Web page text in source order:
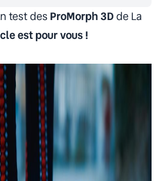
test desProMorph 3Dde La
est pour vous !